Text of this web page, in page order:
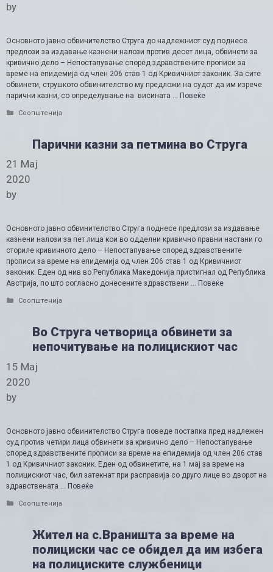
by
Основното јавно обвинителство Струга до надлежниот суд поднесе
предлози за издавање казнени налози против десет лица, обвинети за
кривично дело – Непостапување според здравствените прописи за
време на епидемија од член 206 став 1 од Кривичниот законик. За сите
обвинети, струшкото обвинителство му предложи на судот да им изрече
парични казни, со определување на висината … Повеќе
Categories
Соопштенија
Парични казни за петмина во Струга
21 Мај
2020
by
Основното јавно обвинителство Струга поднесе предлози за издавање
казнени налози за пет лица кои во одделни кривично правни настани го
сториле кривичното дело – Непостапување според здравствените
прописи за време на епидемија од член 206 став 1 од Кривичниот
законик. Еден од нив во Република Македонија пристигнал од Република
Австрија, по што согласно донесените здравствени … Повеќе
Categories
Соопштенија
Во Струга четвoрица обвинети за
непочитување на полицискиот час
15 Мај
2020
by
Основното јавно обвинителство Струга поведе постапка пред надлежен
суд против четири лица обвинети за кривично дело – Непостапување
според здравствените прописи за време на епидемија од член 206 став
1 од Кривичниот законик. Еден од обвинетите, на 1 мај за време на
полицискиот час, бил затекнат при расправија со друго лице во дворот на
здравствената … Повеќе
Categories
Соопштенија
Жител на с.Враништа за време на
полициски час се обидел да им избега
на полициските службеници